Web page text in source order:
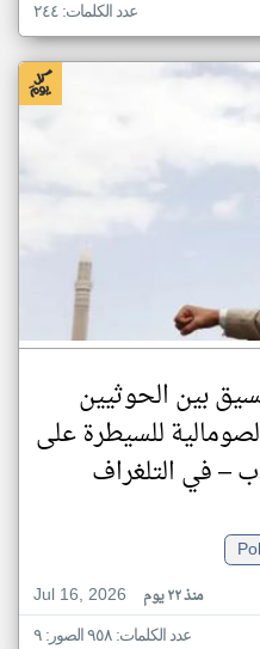
عدد الكلمات: ٢٤٤
بين الحوثيين
للسيطرة على
– في التلغراف
Jul 16, 2026
منذ ٢٢ يوم
عدد الكلمات: ٩٥٨ الصور: ٩